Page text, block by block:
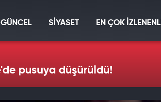
GÜNCEL SİYASET EN ÇOK
pusuya düşürüldü!